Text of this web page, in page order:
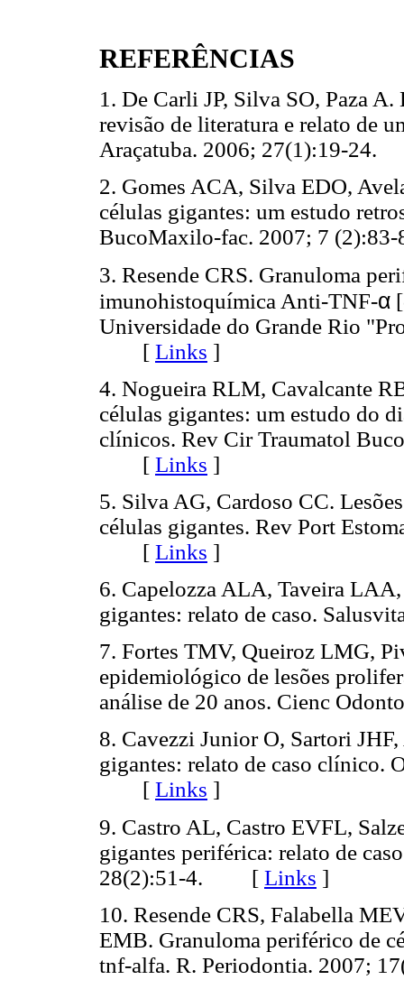
REFERÊNCIAS
1. De Carli JP, Silva SO, Paza
revisão de literatura e relato de
Araçatuba. 2006; 27(1):19-
2. Gomes ACA, Silva EDO,
células gigantes: um estudo
BucoMaxilo-fac. 2007; 7
3. Resende CRS. Granuloma
imunohistoquímica Anti-TNF-α
Universidade do Grande Rio
[ Links ]
4. Nogueira RLM, Cavalcante
células gigantes: um estudo do
clínicos. Rev Cir Traumatol
[ Links ]
5. Silva AG, Cardoso CC.
células gigantes. Rev Port
[ Links ]
6. Capelozza ALA, Taveira
gigantes: relato de caso.
7. Fortes TMV, Queiroz LMG,
epidemiológico de lesões
análise de 20 anos. Cienc
8. Cavezzi Junior O, Sartori
gigantes: relato de caso clínico.
[ Links ]
9. Castro AL, Castro EVFL,
gigantes periférica: relato de
28(2):51-4. [ Links ]
10. Resende CRS, Falabella
EMB. Granuloma periférico de
tnf-alfa. R. Periodontia.